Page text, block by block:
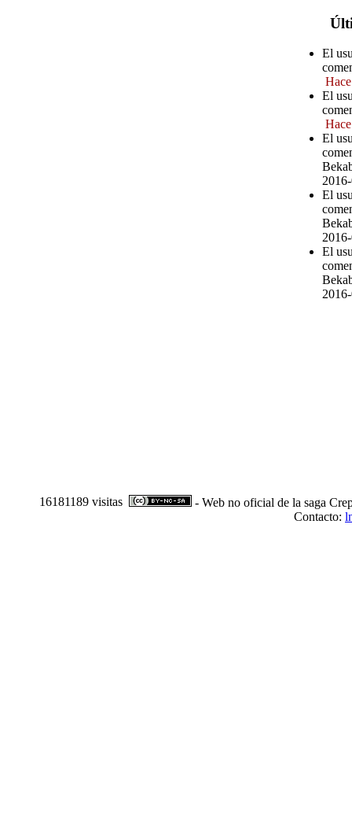
El
El
El
El
El
16181189 visitas
- Web no oficial de la saga
Contacto: